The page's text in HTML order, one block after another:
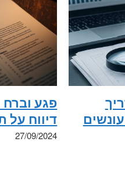
פגע
דיווח על
27/09/2024